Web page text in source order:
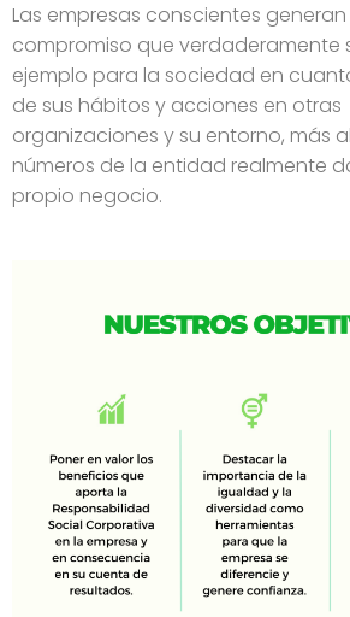
Las empresas conscientes
compromiso que verdaderamente
ejemplo para la sociedad en
de sus hábitos y acciones en otras
organizaciones y su entorno, más
números de la entidad realmente
propio negocio.